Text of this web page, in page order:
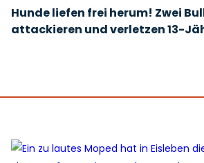
Hunde liefen frei herum! Zwei
attackieren und verletzen 13-